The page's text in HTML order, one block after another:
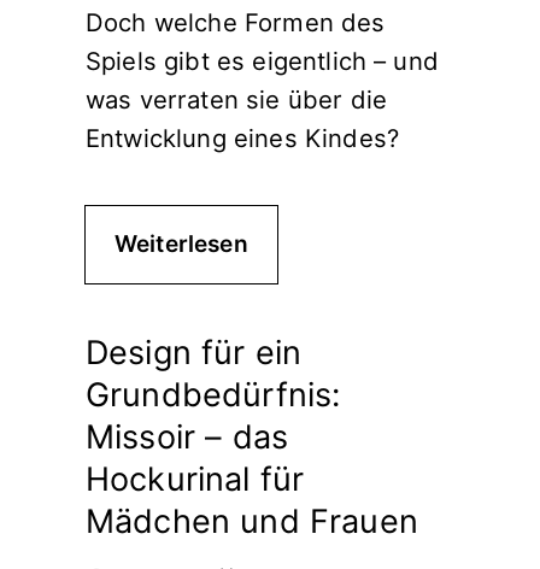
Doch welche Formen des
Spiels gibt es eigentlich – und
was verraten sie über die
Entwicklung eines Kindes?
Weiterlesen
Design für ein
Grundbedürfnis:
Missoir – das
Hockurinal für
Mädchen und Frauen